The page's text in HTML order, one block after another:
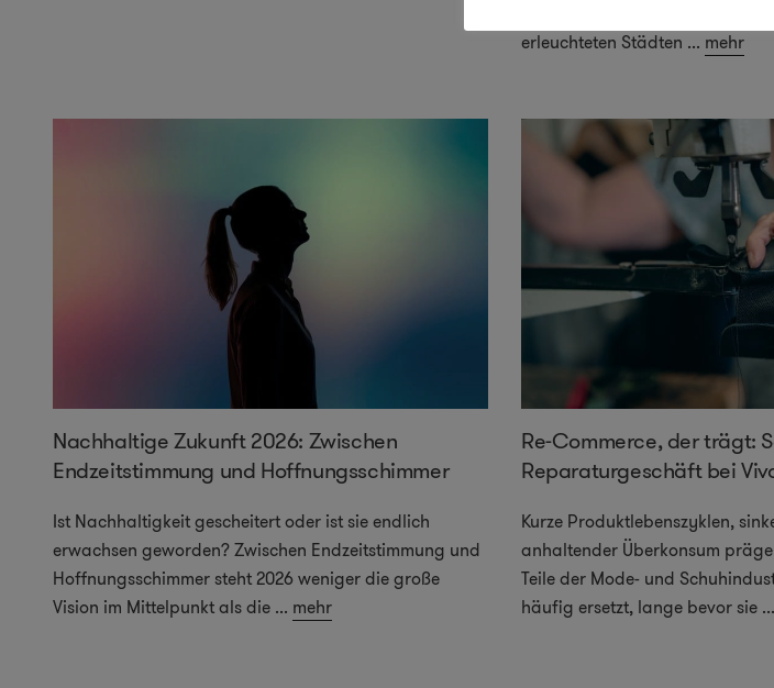
erleuchteten Städten ... mehr
Nachhaltige Zukunft 2026: Zwischen
Endzeitstimmung und Hoffnungsschimmer
Ist Nachhaltigkeit gescheitert oder ist sie endlich
erwachsen geworden? Zwischen Endzeitstimmung und
Hoffnungsschimmer steht 2026 weniger die große
Vision im Mittelpunkt als die ... mehr
Re-Commerce, der trägt:
Reparaturgeschäft bei
Kurze Produktlebenszyklen,
anhaltender Überkonsum
Teile der Mode- und
häufig ersetzt, lange bevor sie ...